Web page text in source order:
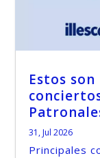
Estos
31, Jul 2026
Principales